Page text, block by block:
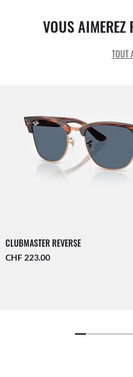
VOUS AIMEREZ
TOUT
CLUBMASTER REVERSE
CHF 223.00